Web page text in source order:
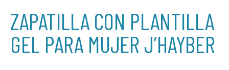
ZAPATILLA CON PLANTILLA
GEL PARA MUJER J’HAYBER